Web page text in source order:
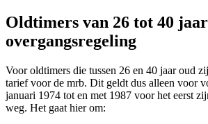
Oldtimers van 26 tot 40
overgangsregeling
Voor oldtimers die tussen 26 en 40 jaar oud
tarief voor de mrb. Dit geldt dus alleen voor
januari 1974 tot en met 1987 voor het eerst
weg. Het gaat hier om: